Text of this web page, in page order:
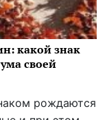
какой знак
своей
рождаются